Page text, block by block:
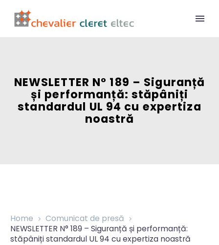
NEWSLETTER N° 189 – Siguranță
și performanță: stăpâniți
standardul UL 94 cu expertiza
noastră
Home
Comunicat de presă
NEWSLETTER N° 189 – Siguranță și performanță:
stăpâniți standardul UL 94 cu expertiza noastră